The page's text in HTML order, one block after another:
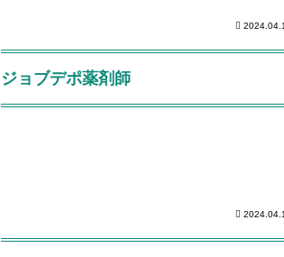
ジョブデポ薬剤師